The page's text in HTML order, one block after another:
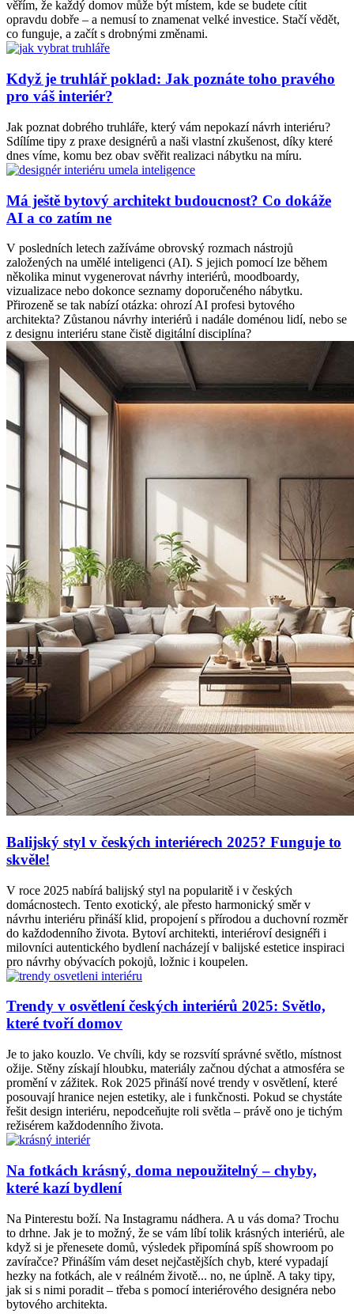
věřím, že každý domov může být místem, kde se budete cítit
opravdu dobře – a nemusí to znamenat velké investice. Stačí vědět,
co funguje, a začít s drobnými změnami.
Když je truhlář poklad: Jak poznáte toho pravého
pro váš interiér?
Jak poznat dobrého truhláře, který vám nepokazí návrh interiéru?
Sdílíme tipy z praxe designérů a naši vlastní zkušenost, díky které
dnes víme, komu bez obav svěřit realizaci nábytku na míru.
Má ještě bytový architekt budoucnost? Co dokáže
AI a co zatím ne
V posledních letech zažíváme obrovský rozmach nástrojů
založených na umělé inteligenci (AI). S jejich pomocí lze během
několika minut vygenerovat návrhy interiérů, moodboardy,
vizualizace nebo dokonce seznamy doporučeného nábytku.
Přirozeně se tak nabízí otázka: ohrozí AI profesi bytového
architekta? Zůstanou návrhy interiérů i nadále doménou lidí, nebo se
z designu interiéru stane čistě digitální disciplína?
Balijský styl v českých interiérech 2025? Funguje to
skvěle!
V roce 2025 nabírá balijský styl na popularitě i v českých
domácnostech. Tento exotický, ale přesto harmonický směr v
návrhu interiéru přináší klid, propojení s přírodou a duchovní rozměr
do každodenního života. Bytoví architekti, interiéroví designéři i
milovníci autentického bydlení nacházejí v balijské estetice inspiraci
pro návrhy obývacích pokojů, ložnic i koupelen.
Trendy v osvětlení českých interiérů 2025: Světlo,
které tvoří domov
Je to jako kouzlo. Ve chvíli, kdy se rozsvítí správné světlo, místnost
ožije. Stěny získají hloubku, materiály začnou dýchat a atmosféra se
promění v zážitek. Rok 2025 přináší nové trendy v osvětlení, které
posouvají hranice nejen estetiky, ale i funkčnosti. Pokud se chystáte
řešit design interiéru, nepodceňujte roli světla – právě ono je tichým
režisérem každodenního života.
Na fotkách krásný, doma nepoužitelný – chyby,
které kazí bydlení
Na Pinterestu boží. Na Instagramu nádhera. A u vás doma? Trochu
to drhne. Jak je to možný, že se vám líbí tolik krásných interiérů, ale
když si je přenesete domů, výsledek připomíná spíš showroom po
zavíračce? Přináším vám deset nejčastějších chyb, které vypadají
hezky na fotkách, ale v reálném životě... no, ne úplně. A taky tipy,
jak si s nimi poradit – třeba s pomocí interiérového designéra nebo
bytového architekta.